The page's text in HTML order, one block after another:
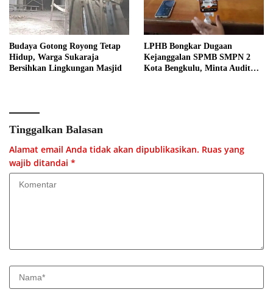
Budaya Gotong Royong Tetap
Hidup, Warga Sukaraja
Bersihkan Lingkungan Masjid
LPHB Bongkar Dugaan
Kejanggalan SPMB SMPN 2
Kota Bengkulu, Minta Audit
Tinggalkan Balasan
Alamat email Anda tidak akan dipublikasikan. Ruas yang
wajib ditandai *